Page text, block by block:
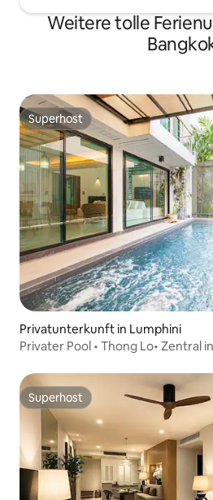
Weitere tolle
Superhost
Superhost
Privatunterkunft in Lumphini
Privater Pool • Thong Lo• Zentral in
Superhost
Superhost